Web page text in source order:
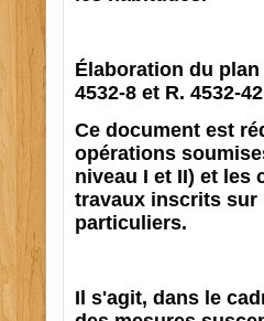
Élaboration du
4532-8 et R. 4532-
Ce document est
opérations
niveau I et II) et les
travaux inscrits sur
particuliers.
Il s'agit, dans le